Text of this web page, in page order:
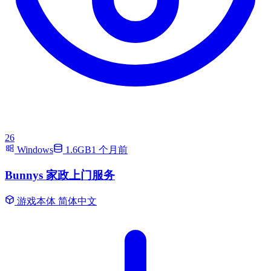
26
Windows
1.6GB1 个月前
Bunnys 家政上门服务
游戏本体 简体中文